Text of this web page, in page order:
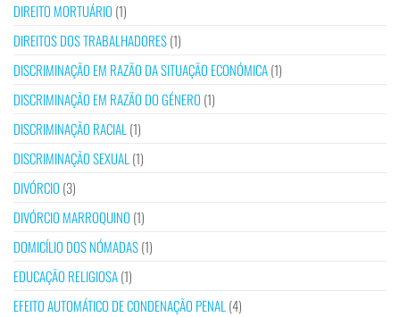
DIREITO MORTUÁRIO (1)
DIREITOS DOS TRABALHADORES(1)
DISCRIMINAÇÃO EM RAZÃO DA SITUAÇÃO ECONÓMICA(1)
DISCRIMINAÇÃO EM RAZÃO DO GÉNERO (1)
DISCRIMINAÇÃO RACIAL (1)
DISCRIMINAÇÃO SEXUAL (1)
DIVÓRCIO (3)
DIVÓRCIO MARROQUINO (1)
DOMICÍLIO DOS NÓMADAS(1)
EDUCAÇÃO RELIGIOSA(1)
EFEITO AUTOMÁTICO DE CONDENAÇÃO PENAL (4)